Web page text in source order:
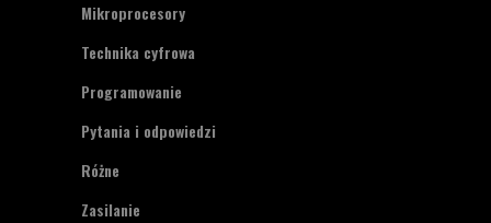
Mikroprocesory
Technika cyfrowa
Programowanie
Pytania i odpowiedzi
Różne
Zasilanie